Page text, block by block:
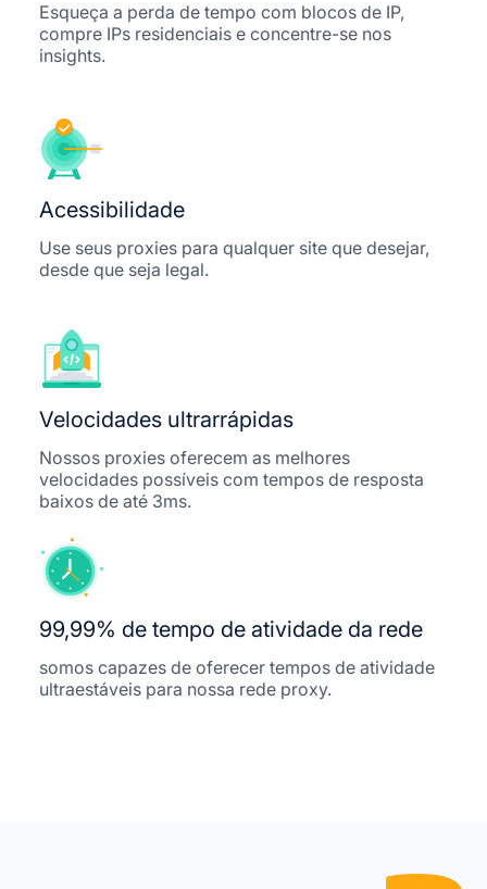
Esqueça a perda de tempo com blocos de IP,
compre IPs residenciais e concentre-se nos
insights.
Acessibilidade
Use seus proxies para qualquer site que desejar,
desde que seja legal.
Velocidades ultrarrápidas
Nossos proxies oferecem as melhores
velocidades possíveis com tempos de resposta
baixos de até 3ms.
99,99% de tempo de atividade da rede
somos capazes de oferecer tempos de atividade
ultraestáveis ​​para nossa rede proxy.